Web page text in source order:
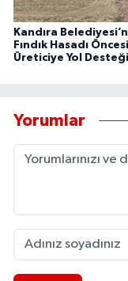
Kandıra
Fındık Hasadı Öncesi
Üreticiye Yol Desteği
Yorumlar